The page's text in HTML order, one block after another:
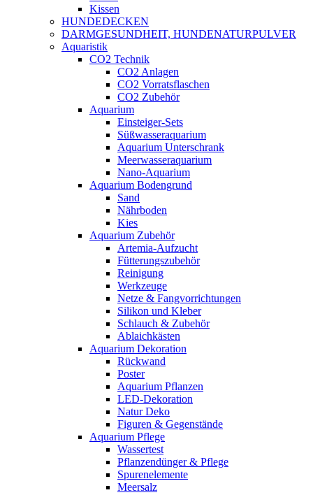
Kissen
HUNDEDECKEN
DARMGESUNDHEIT, HUNDENATURPULVER
Aquaristik
CO2 Technik
CO2 Anlagen
CO2 Vorratsflaschen
CO2 Zubehör
Aquarium
Einsteiger-Sets
Süßwasseraquarium
Aquarium Unterschrank
Meerwasseraquarium
Nano-Aquarium
Aquarium Bodengrund
Sand
Nährboden
Kies
Aquarium Zubehör
Artemia-Aufzucht
Fütterungszubehör
Reinigung
Werkzeuge
Netze & Fangvorrichtungen
Silikon und Kleber
Schlauch & Zubehör
Ablaichkästen
Aquarium Dekoration
Rückwand
Poster
Aquarium Pflanzen
LED-Dekoration
Natur Deko
Figuren & Gegenstände
Aquarium Pflege
Wassertest
Pflanzendünger & Pflege
Spurenelemente
Meersalz